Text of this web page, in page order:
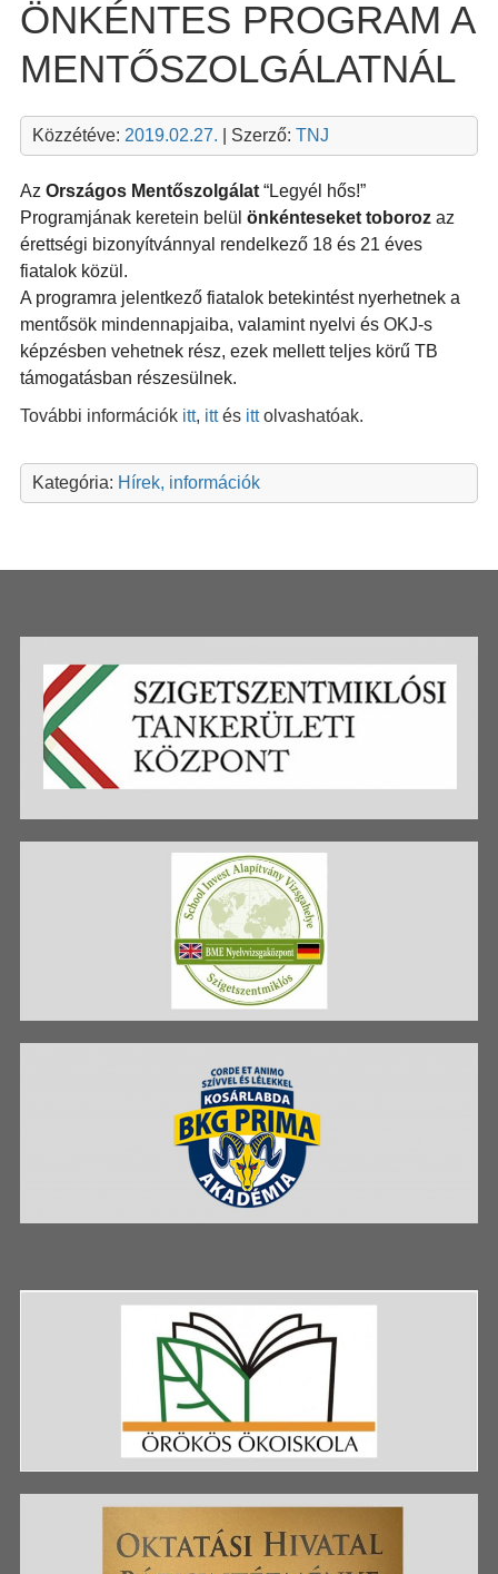
ÖNKÉNTES PROGRAM A
MENTŐSZOLGÁLATNÁL
Közzétéve: 2019.02.27. | Szerző: TNJ
Az Országos Mentőszolgálat“Legyél hős!”
Programjának keretein belül önkénteseket toborozaz
érettségi bizonyítvánnyal rendelkező 18 és 21 éves
fiatalok közül.
A programra jelentkező fiatalok betekintést nyerhetnek a
mentősök mindennapjaiba, valamint nyelvi és OKJ-s
képzésben vehetnek rész, ezek mellett teljes körű TB
támogatásban részesülnek.
További információk itt, ittés ittolvashatóak.
Kategória: Hírek, információk